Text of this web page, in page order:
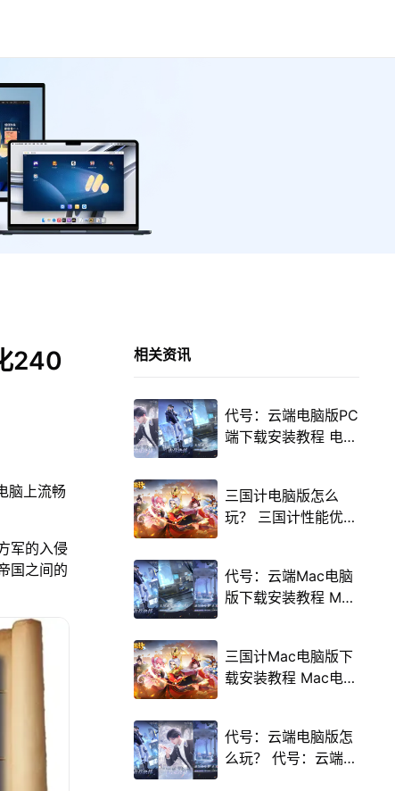
240
脑上流畅
军的入侵
国之间的
相关资讯
代号：云端电脑版PC
端下载安装教程 电脑
三国计电脑版怎么
玩？ 三国计性能优化
程
代号：云端Mac电脑
版下载安装教程 Mac
三国计Mac电脑版下
载安装教程 Mac电脑
代号：云端电脑版怎
么玩？ 代号：云端性